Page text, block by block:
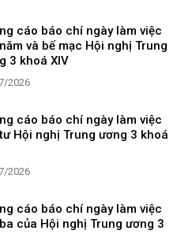
cáo báo chí ngày làm việc
và bế mạc Hội nghị Trung
3 khoá XIV
2026
cáo báo chí ngày làm việc
Hội nghị Trung ương 3 khoá
2026
cáo báo chí ngày làm việc
của Hội nghị Trung ương 3